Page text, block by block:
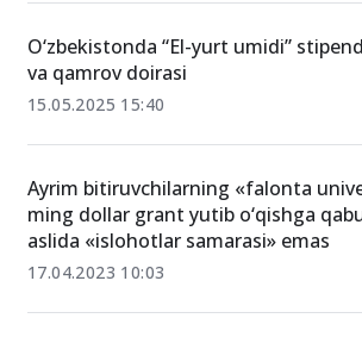
O‘zbekistonda “El-yurt umidi”
va qamrov doirasi
15.05.2025 15:40
Ayrim bitiruvchilarning «falonta
ming dollar grant yutib o‘qishga
aslida «islohotlar samarasi» emas
17.04.2023 10:03